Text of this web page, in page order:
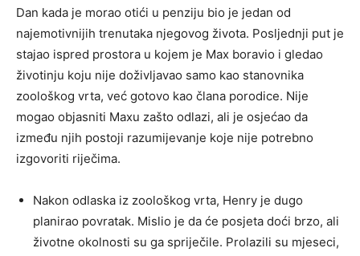
Dan kada je morao otići u penziju bio je jedan od
najemotivnijih trenutaka njegovog života. Posljednji put je
stajao ispred prostora u kojem je Max boravio i gledao
životinju koju nije doživljavao samo kao stanovnika
zoološkog vrta, već gotovo kao člana porodice. Nije
mogao objasniti Maxu zašto odlazi, ali je osjećao da
između njih postoji razumijevanje koje nije potrebno
izgovoriti riječima.
Nakon odlaska iz zoološkog vrta, Henry je dugo
planirao povratak. Mislio je da će posjeta doći brzo, ali
životne okolnosti su ga spriječile. Prolazili su mjeseci,